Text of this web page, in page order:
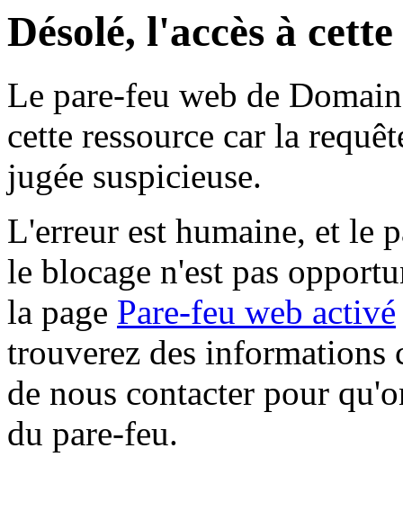
Désolé, l'accès à
Le pare-feu web de
cette ressource car la
jugée suspicieuse.
L'erreur est humaine, et le
le blocage n'est pas
la page Pare-feu web activé
trouverez des informations
de nous contacter pour
du pare-feu.